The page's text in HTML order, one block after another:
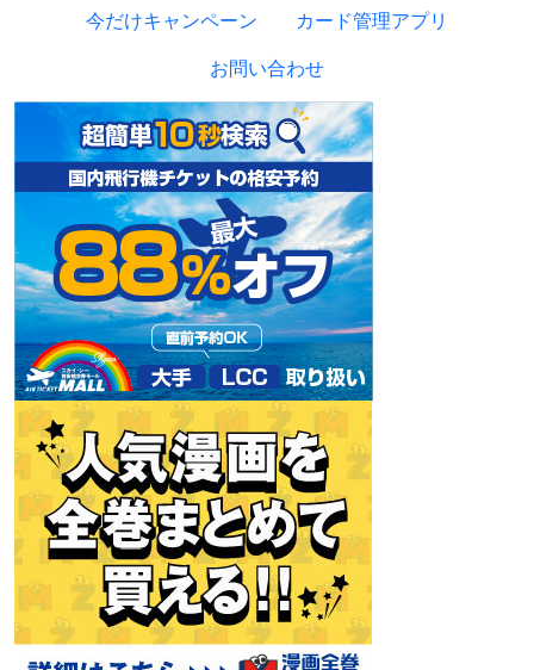
今だけキャンペーン
カード管理アプリ
お問い合わせ